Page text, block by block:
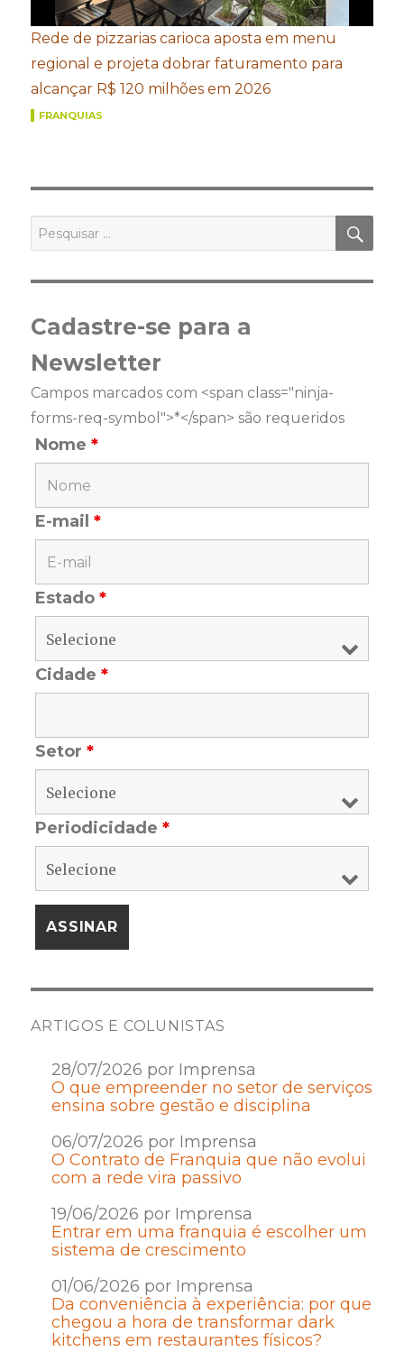
Rede de pizzarias carioca aposta em menu
regional e projeta dobrar faturamento para
alcançar R$ 120 milhões em 2026
FRANQUIAS
por:
Cadastre-se para a
Newsletter
Campos marcados com <span class="ninja-
forms-req-symbol">*</span> são requeridos
Nome*
E-mail*
Estado*
Cidade*
Setor*
Periodicidade*
ARTIGOS E COLUNISTAS
28/07/2026 por Imprensa
O que empreender no setor de serviços
ensina sobre gestão e disciplina
06/07/2026 por Imprensa
O Contrato de Franquia que não evolui
com a rede vira passivo
19/06/2026 por Imprensa
Entrar em uma franquia é escolher um
sistema de crescimento
01/06/2026 por Imprensa
Da conveniência à experiência: por que
chegou a hora de transformar dark
kitchens em restaurantes físicos?